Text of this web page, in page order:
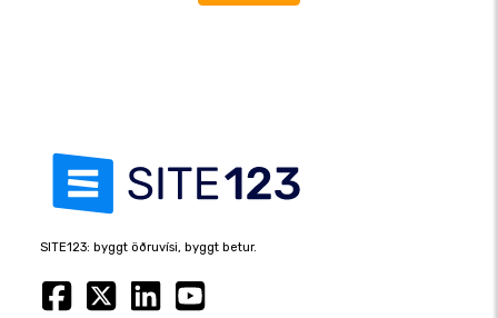
SITE123: byggt öðruvísi, byggt betur.